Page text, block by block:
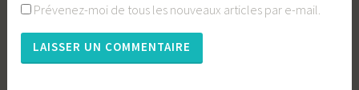
Prévenez-moi de tous les nouveaux articles par e-mail.